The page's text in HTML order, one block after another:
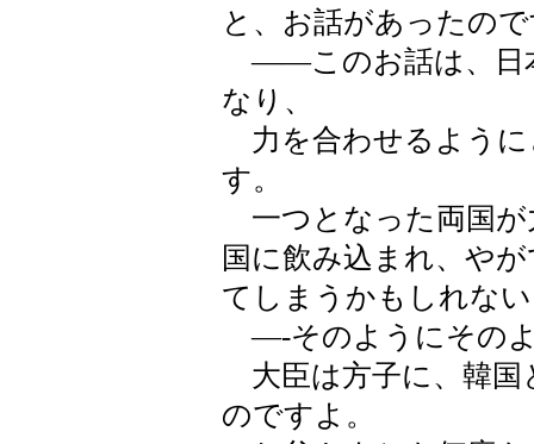
と、お話があったの
――このお話は、日
なり、
力を合わせるように
す。
一つとなった両国が
国に飲み込まれ、や
てしまうかもしれな
―-そのようにその
大臣は方子に、韓国
のですよ。